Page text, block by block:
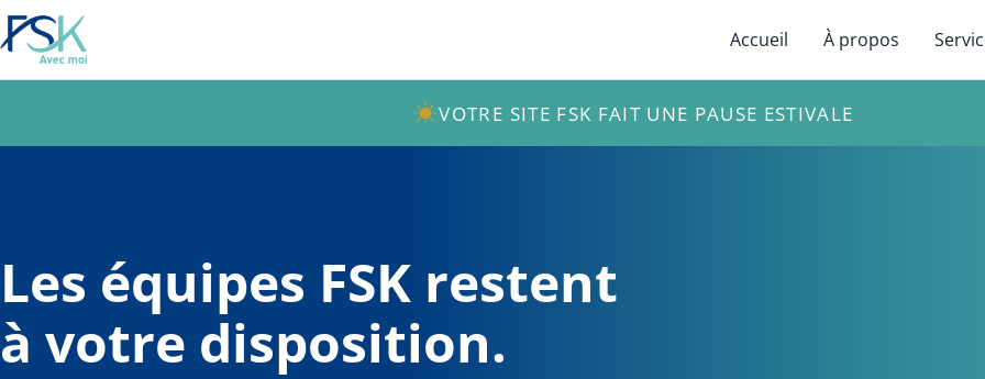
Accueil À propos
VOTRE SITE FSK FAIT UNE PAUSE ESTIVALE
Les équipes FSK restent
à votre disposition.